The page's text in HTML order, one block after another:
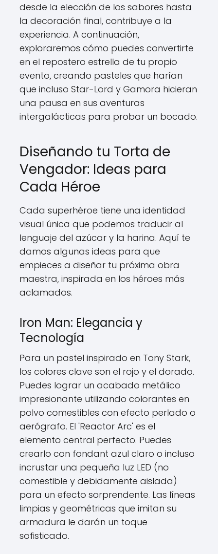
desde la elección de los sabores hasta
la decoración final, contribuye a la
experiencia. A continuación,
exploraremos cómo puedes convertirte
en el repostero estrella de tu propio
evento, creando pasteles que harían
que incluso Star-Lord y Gamora hicieran
una pausa en sus aventuras
intergalácticas para probar un bocado.
Diseñando tu Torta de
Vengador: Ideas para
Cada Héroe
Cada superhéroe tiene una identidad
visual única que podemos traducir al
lenguaje del azúcar y la harina. Aquí te
damos algunas ideas para que
empieces a diseñar tu próxima obra
maestra, inspirada en los héroes más
aclamados.
Iron Man: Elegancia y
Tecnología
Para un pastel inspirado en Tony Stark,
los colores clave son el rojo y el dorado.
Puedes lograr un acabado metálico
impresionante utilizando colorantes en
polvo comestibles con efecto perlado o
aerógrafo. El 'Reactor Arc' es el
elemento central perfecto. Puedes
crearlo con fondant azul claro o incluso
incrustar una pequeña luz LED (no
comestible y debidamente aislada)
para un efecto sorprendente. Las líneas
limpias y geométricas que imitan su
armadura le darán un toque
sofisticado.